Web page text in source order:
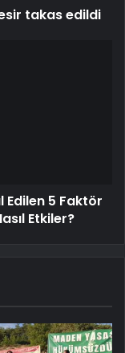
takas edildi
Edilen 5 Faktör
Etkiler?